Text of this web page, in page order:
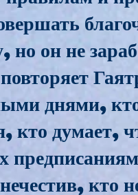
но он не
днями,
кто думает,
кто